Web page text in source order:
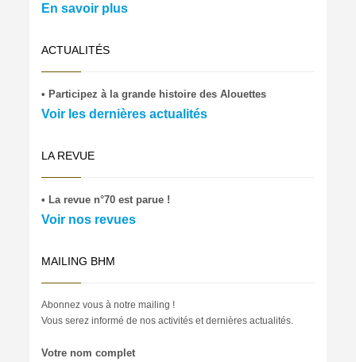
En savoir plus
ACTUALITÉS
• Participez à la grande histoire des Alouettes
Voir les dernières actualités
LA REVUE
• La revue n°70 est parue !
Voir nos revues
MAILING BHM
Abonnez vous à notre mailing !
Vous serez informé de nos activités et dernières actualités.
Votre nom complet